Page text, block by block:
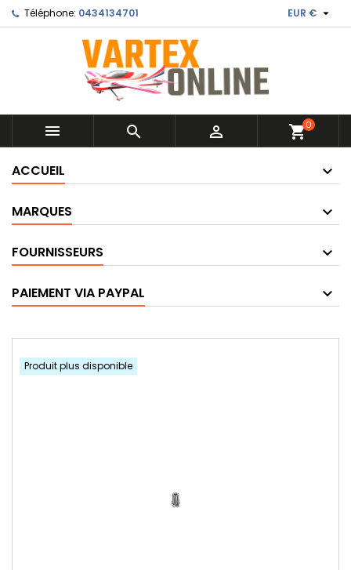
Téléphone: 0434134701 EUR € 
   shopping_cart0
ACCUEIL
MARQUES
FOURNISSEURS
PAIEMENT VIA PAYPAL
Produit plus disponible